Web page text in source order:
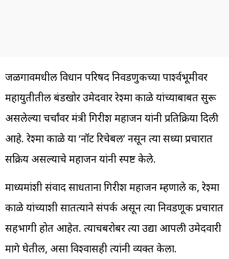
जळगावमधील विधान परिषद निवडणुकीच्या पार्श्वभूमीवर
महायुतीतील बंडखोर उमेदवार रेश्मा काळे यांच्याबाबत सुरू
असलेल्या चर्चांवर मंत्री गिरीश महाजन यांनी प्रतिक्रिया दिली
आहे. रेश्मा काळे या ‘नॉट रिचेबल’ नसून त्या सध्या प्रचारात
सक्रिय असल्याचे महाजन यांनी स्पष्ट केले.
माध्यमांशी संवाद साधताना गिरीश महाजन म्हणाले की, रेश्मा
काळे यांच्याशी सातत्याने संपर्क असून त्या निवडणूक प्रचारात
सहभागी होत आहेत. त्याचबरोबर त्या उद्या आपली उमेदवारी
मागे घेतील, असा विश्वासही त्यांनी व्यक्त केला.